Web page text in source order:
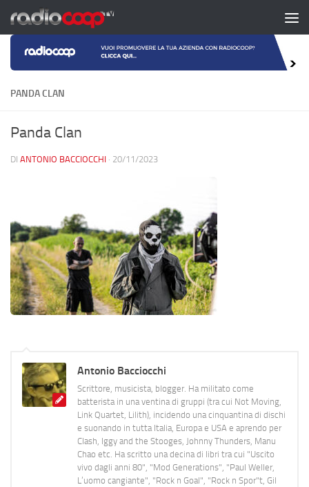
Salta al contenuto
PANDA CLAN
Panda Clan
DI ANTONIO BACCIOCCHI · 20/11/2023
Antonio Bacciocchi
Scrittore, musicista, blogger. Ha militato come
batterista in una ventina di gruppi (tra cui Not Moving,
Link Quartet, Lilith), incidendo una cinquantina di dischi
e suonando in tutta Italia, Europa e USA e aprendo per
Clash, Iggy and the Stooges, Johnny Thunders, Manu
Chao etc. Ha scritto una decina di libri tra cui "Uscito
vivo dagli anni 80", "Mod Generations", "Paul Weller,
L’uomo cangiante", "Rock n Goal", "Rock n Spor"t, Gil